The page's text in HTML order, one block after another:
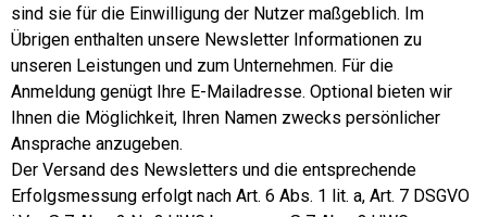
sind sie für die Einwilligung der Nutzer maßgeblich. Im
Übrigen enthalten unsere Newsletter Informationen zu
unseren Leistungen und zum Unternehmen. Für die
Anmeldung genügt Ihre E-Mailadresse. Optional bieten wir
Ihnen die Möglichkeit, Ihren Namen zwecks persönlicher
Ansprache anzugeben.
Der Versand des Newsletters und die entsprechende
Erfolgsmessung erfolgt nach Art. 6 Abs. 1 lit. a, Art. 7 DSGVO